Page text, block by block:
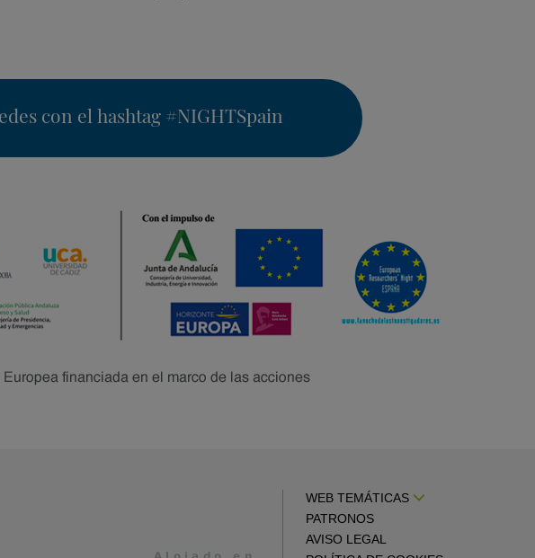
con el hashtag #NIGHTSpain
WEB TEMÁTICAS
PATRONOS
AVISO LEGAL